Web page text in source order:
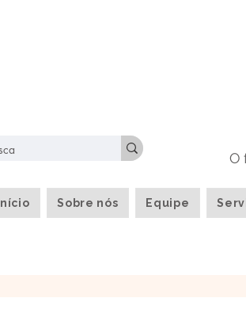
Início Sobre nós Equipe